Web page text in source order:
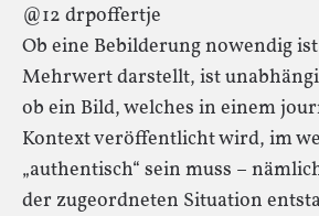
@12 drpoffertje
Ob eine Bebilderung nowendig
Mehrwert darstellt, ist
ob ein Bild, welches in einem
Kontext veröffentlicht wird, im
„authentisch“ sein muss –
der zugeordneten Situation